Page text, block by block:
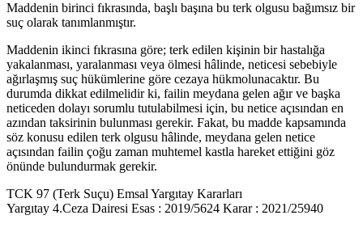
Maddenin birinci fıkrasında, başlı başına bu terk olgusu bağımsız bir
suç olarak tanımlanmıştır.
Maddenin ikinci fıkrasına göre; terk edilen kişinin bir hastalığa
yakalanması, yaralanması veya ölmesi hâlinde, neticesi sebebiyle
ağırlaşmış suç hükümlerine göre cezaya hükmolunacaktır. Bu
durumda dikkat edilmelidir ki, failin meydana gelen ağır ve başka
neticeden dolayı sorumlu tutulabilmesi için, bu netice açısından en
azından taksirinin bulunması gerekir. Fakat, bu madde kapsamında
söz konusu edilen terk olgusu hâlinde, meydana gelen netice
açısından failin çoğu zaman muhtemel kastla hareket ettiğini göz
önünde bulundurmak gerekir.
TCK 97 (Terk Suçu) Emsal Yargıtay Kararları
Yargıtay 4.Ceza Dairesi Esas : 2019/5624 Karar : 2021/25940